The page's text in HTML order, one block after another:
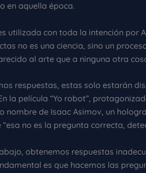
en aquella época.
utilizada con toda la intención por
no es una ciencia, sino un
al arte que a ninguna otra
respuestas, estas solo estarán
la película “Yo robot”,
nombre de Isaac Asimov, un
no es la pregunta correcta,
obtenemos respuestas
es que hacemos las